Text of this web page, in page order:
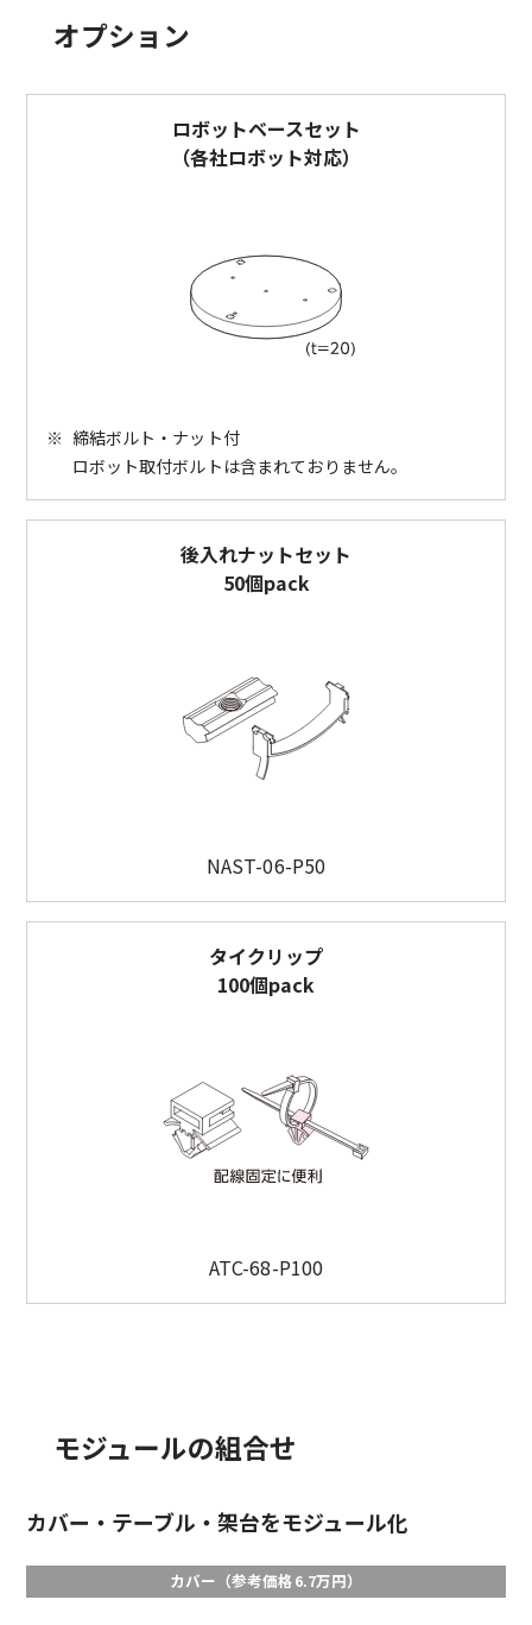
オプション
ロボットベースセット
（各社ロボット対応）
※ 締結ボルト・ナット付
ロボット取付ボルトは含まれておりません。
後入れナットセット
50個pack
NAST-06-P50
タイクリップ
100個pack
ATC-68-P100
モジュールの組合せ
カバー・テーブル・架台をモジュール化
カバー（参考価格6.7万円）